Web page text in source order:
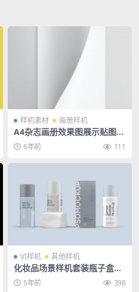
样机素材 画册样机
A4杂志画册效果图展示贴图样
机PSD模板
6年前 111
VI样机 其他样机
化妆品场景样机套装瓶子盒子
玻璃瓶样机
5年前 398